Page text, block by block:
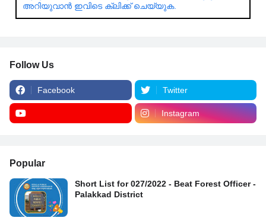
അറിയുവാൻ ഇവിടെ ക്ലിക്ക് ചെയ്യുക.
Follow Us
Facebook Twitter
Instagram
Popular
Short List for 027/2022 - Beat Forest Officer -
Palakkad District